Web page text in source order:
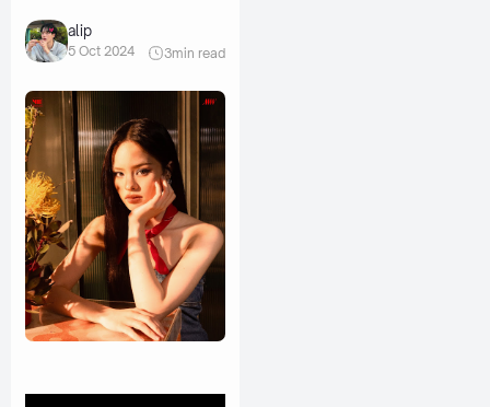
alip
5 Oct 2024 3min read